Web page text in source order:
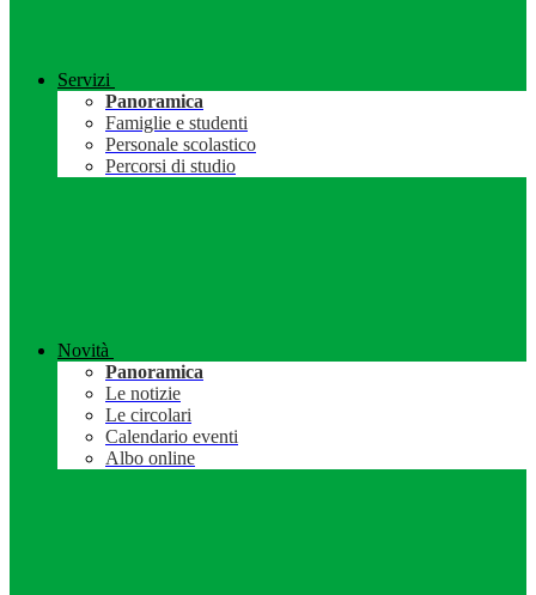
Servizi
Panoramica
Famiglie e studenti
Personale scolastico
Percorsi di studio
Novità
Panoramica
Le notizie
Le circolari
Calendario eventi
Albo online